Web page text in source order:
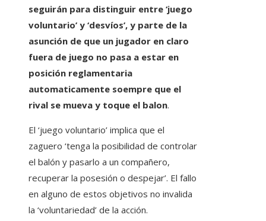
seguirán para distinguir entre ‘juego
voluntario’ y ‘desvíos’, y parte de la
asunción de que un jugador en claro
fuera de juego no pasa a estar en
posición reglamentaria
automaticamente soempre que el
rival se mueva y toque el balon.
El ‘juego voluntario’ implica que el
zaguero ‘tenga la posibilidad de controlar
el balón y pasarlo a un compañero,
recuperar la posesión o despejar’. El fallo
en alguno de estos objetivos no invalida
la ‘voluntariedad’ de la acción.